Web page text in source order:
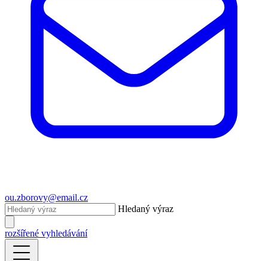
ou.zborovy@email.cz
Hledaný výraz
rozšířené vyhledávání